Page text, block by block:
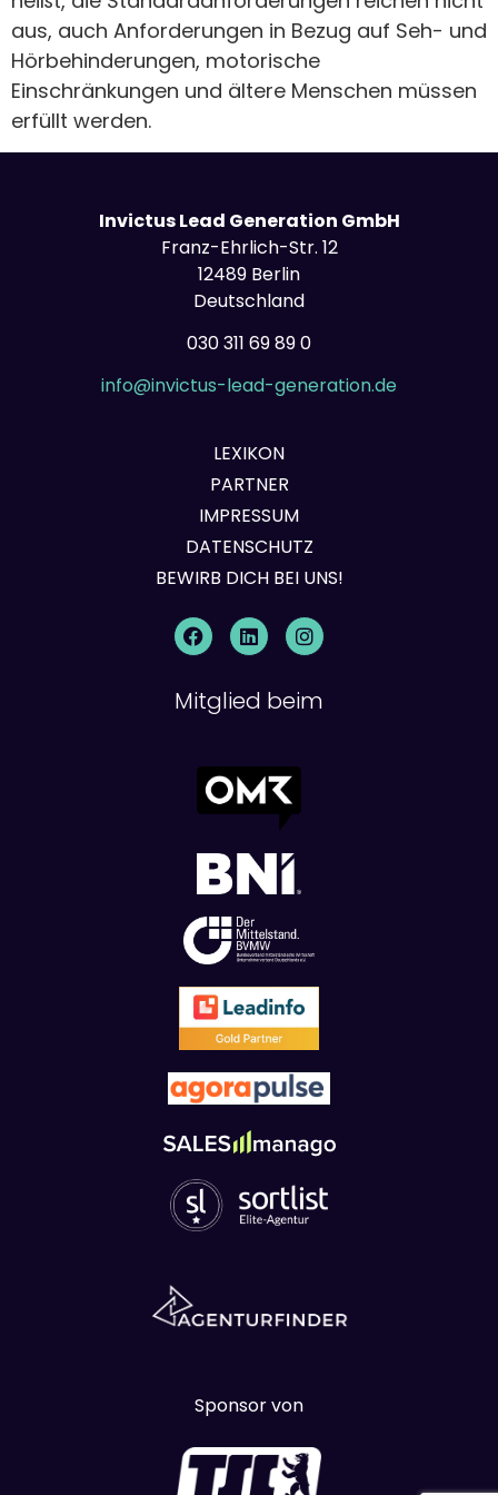
aus, auch Anforderungen in Bezug auf Seh- und
Hörbehinderungen, motorische
Einschränkungen und ältere Menschen müssen
erfüllt werden.
Invictus Lead Generation GmbH
Franz-Ehrlich-Str. 12
12489 Berlin
Deutschland
030 311 69 89 0
info@invictus-lead-generation.de
LEXIKON
PARTNER
IMPRESSUM
DATENSCHUTZ
BEWIRB DICH BEI UNS!
Mitglied beim
Sponsor von